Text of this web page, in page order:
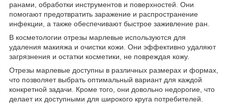
ранами, обработки инструментов и поверхностей. Они
помогают предотвратить заражение и распространение
инфекции, а также обеспечивают быстрое заживление ран.
В косметологии отрезы марлевые используются для
удаления макияжа и очистки кожи. Они эффективно удаляют
загрязнения и остатки косметики, не повреждая кожу.
Отрезы марлевые доступны в различных размерах и формах,
что позволяет выбрать оптимальный вариант для каждой
конкретной задачи. Кроме того, они довольно недорогие, что
делает их доступными для широкого круга потребителей.